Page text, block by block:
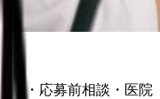
知・応募前相談・医院